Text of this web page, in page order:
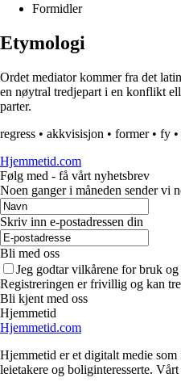
Formidler
Etymologi
Ordet mediator kommer fra det
en nøytral tredjepart i en konflikt
parter.
regress • akkvisisjon • former• fy •
Hjemmetid.com
Følg med - få vårt nyhetsbrev
Noen ganger i måneden sender vi
Skriv inn e-postadressen din
Bli med oss
Jeg godtar vilkårene for bruk
Registreringen er frivillig og kan
Bli kjent med oss
Hjemmetid
Hjemmetid.com
Hjemmetid er et digitalt medie
leietakere og boliginteresserte.